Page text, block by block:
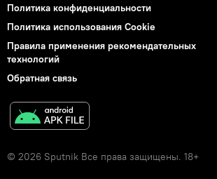
Политика конфиденциальности
Политика использования Cookie
Правила применения рекомендательных
технологий
Обратная связь
© 2026 Sputnik Все права защищены. 18+